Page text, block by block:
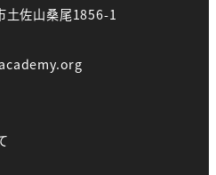
土佐山桑尾1856-1